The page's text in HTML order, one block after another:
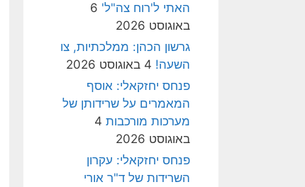
האתי ל'רוח צה"ל' 6
באוגוסט 2026
גרשון הכהן: ממלכתיות, צו
השעה! 4 באוגוסט 2026
פנחס יחזקאלי: אוסף
המאמרים על שרידותן של
מערכות מורכבות 4
באוגוסט 2026
פנחס יחזקאלי: עקרון
השרידות של ד"ר אורי